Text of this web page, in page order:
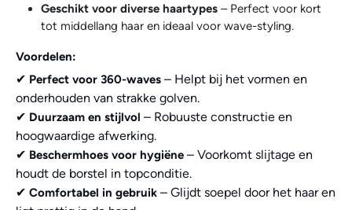
Geschikt voor diverse haartypes – Perfect voor kort
tot middellang haar en ideaal voor wave-styling.
Voordelen:
✔ Perfect voor 360-waves – Helpt bij het vormen en
onderhouden van strakke golven.
✔ Duurzaam en stijlvol – Robuuste constructie en
hoogwaardige afwerking.
✔ Beschermhoes voor hygiëne – Voorkomt slijtage en
houdt de borstel in topconditie.
✔ Comfortabel in gebruik – Glijdt soepel door het haar en